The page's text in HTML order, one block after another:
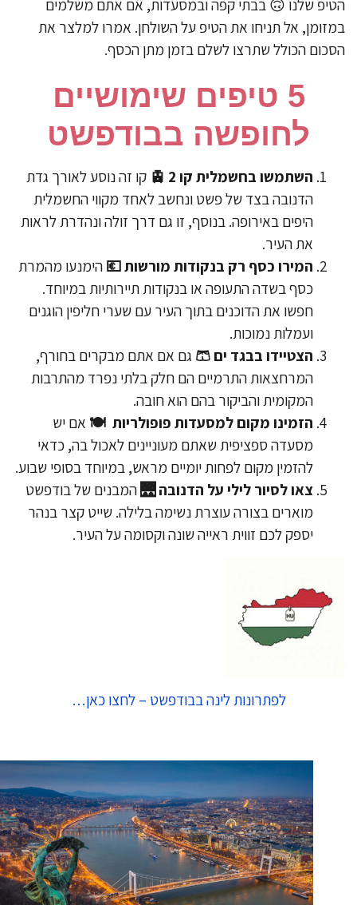
שלנו 🙃 בבתי קפה ובמסעדות, אם אתם משלמים
אל תניחו את הטיפ על השולחן. אמרו למלצר את
הכולל שתרצו לשלם בזמן מתן הכסף.
5 ​טיפים שימושיים
לחופשה בבודפשט
השתמשו בחשמלית קו 2 🚊
קו זה נוסע לאורך גדת
הדנובה בצד של פשט ונחשב לאחד מקווי החשמלית
היפים באירופה. בנוסף, זו גם דרך זולה ונהדרת לראות
את העיר.
המירו כסף רק בנקודות מורשות 💶הימנעו מהמרת
כסף בשדה התעופה או בנקודות תיירותיות במיוחד.
חפשו את הדוכנים בתוך העיר עם שערי חליפין הוגנים
ועמלות נמוכות.
הצטיידו בבגד ים 🩳גם אם אתם מבקרים בחורף,
המרחצאות התרמיים הם חלק בלתי נפרד מהתרבות
המקומית והביקור בהם הוא חובה.
​הזמינו מקום למסעדות פופולריות 🍽 אם יש
מסעדה ספציפית שאתם מעוניינים לאכול בה, כדאי
להזמין מקום לפחות יומיים מראש, במיוחד בסופי שבוע.
צאו לסיור לילי על הדנובה 🌉המבנים של בודפשט
מוארים בצורה עוצרת נשימה בלילה. שייט קצר בנהר
יספק לכם זווית ראייה שונה וקסומה על העיר.
לפתרונות לינה בבודפשט – לחצו כאן…